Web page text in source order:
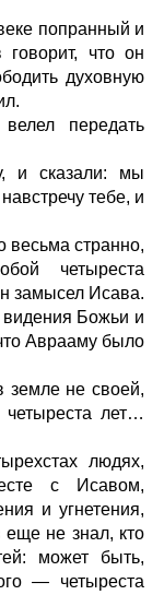
попранный и
что он
духовную
передать
и сказали: мы
тебе, и
весьма странно,
четыреста
замысел Исава.
Божьи и
Аврааму было
земле не своей,
четыреста лет…
людях,
с Исавом,
и угнетения,
еще не знал, кто
может быть,
—
четыреста